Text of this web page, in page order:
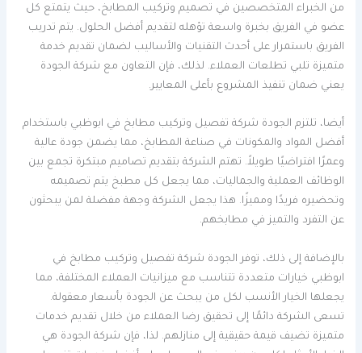
من الخبراء المتخصصين في تصميم وتركيب المطابخ، حيث يتمتع كل
عضو في الفريق بخبرة واسعة تؤهله لتقديم أفضل الحلول. يتم تدريب
الفريق باستمرار على أحدث التقنيات والأساليب لضمان تقديم خدمة
متميزة تلبي تطلعات العملاء. لذلك، فإن التعاون مع شركة الجودة
يعني ضمان تنفيذ المشروع بأعلى المعايير.
أيضا، تلتزم الجودة شركة تفصيل وتركيب مطابخ في ابوظبي باستخدام
أفضل المواد والمكونات في صناعة المطابخ، مما يضمن جودة عالية
وعمرًا افتراضيًا طويلاً. تهتم الشركة بتقديم تصاميم مبتكرة تجمع بين
الوظائف العملية والجماليات، مما يجعل كل مطبخ يتم تصميمه
وتحضيره فريدًا ومميزًا. هذا يجعل الشركة وجهة مفضلة لمن يبحثون
عن التفرد والتميز في مطابخهم.
بالإضافة إلى ذلك، توفر الجودة شركة تفصيل وتركيب مطابخ في
ابوظبي خيارات متعددة تتناسب مع ميزانيات العملاء المختلفة، مما
يجعلها الخيار الأنسب لكل من يبحث عن الجودة بأسعار معقولة.
تسعى الشركة دائمًا إلى تحقيق رضا العملاء من خلال تقديم خدمات
متميزة تضيف قيمة حقيقية إلى منازلهم. لذا، فإن شركة الجودة هي